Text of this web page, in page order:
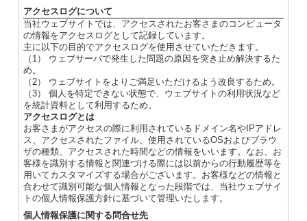
アクセスログについて
当社ウェブサイトでは、アクセスされたお客さまのコンピュータ
の情報をアクセスログとして記録しています。
主に以下の目的でアクセスログを使用させていただきます。
（1） ウェブサーバで発生した問題の原因を突き止め解決するた
め。
（2） ウェブサイトをよりご満足いただけるよう改良するため。
（3） 個人を特定できない状態で、ウェブサイトの利用状況など
を統計資料として利用するため。
アクセスログとは
お客さまがアクセスの際に利用されているドメイン名やIPアドレ
ス、アクセスされたファイル、使用されているOSおよびブラウ
ザの種類、アクセスされた時間などの情報をいいます。なお、お
客様を識別する情報と関連づける際には以前からの行動履歴等を
用いてカスタマイズする場合がございます。お客様などの情報と
合わせて識別可能な個人情報となった段階では、当社ウェブサイ
トの個人情報保護方針に基づいて管理いたします。
個人情報保護に関する問合せ先